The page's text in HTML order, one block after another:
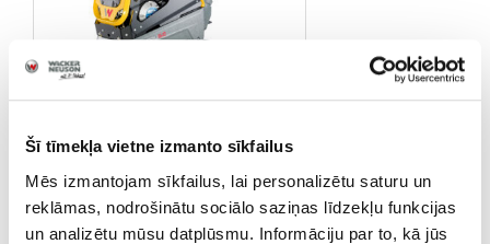
Šī tīmekļa vietne izmanto sīkfailus
Mēs izmantojam sīkfailus, lai personalizētu saturu un
reklāmas, nodrošinātu sociālo saziņas līdzekļu funkcijas
un analizētu mūsu datplūsmu. Informāciju par to, kā jūs
KONTAKTI
vibroblietes ar reversu